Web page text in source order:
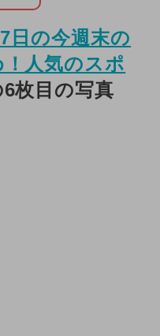
日の今週末の
人気のスポ
枚目の写真